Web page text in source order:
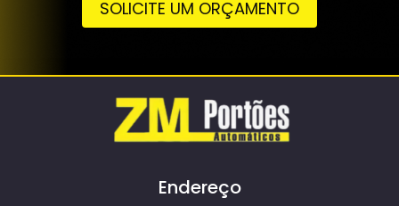
SOLICITE UM ORÇAMENTO
Endereço